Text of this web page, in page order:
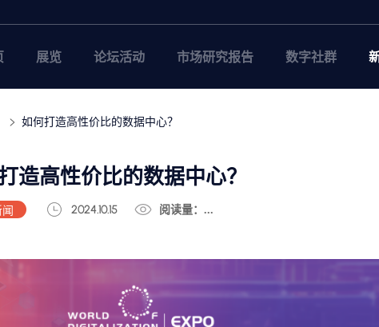
展览 论坛活动 市场研究报告 数字社群
如何打造高性价比的数据中心？
造高性价比的数据中心？
2024.10.15 阅读量：...